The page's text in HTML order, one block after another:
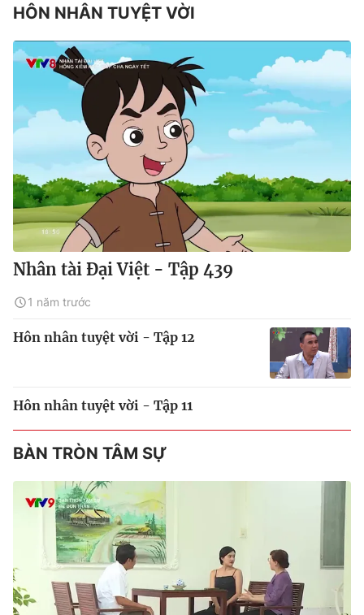
HÔN NHÂN TUYỆT VỜI
Nhân tài Đại Việt - Tập 439
1 năm trước
Hôn nhân tuyệt vời - Tập 12
Hôn nhân tuyệt vời - Tập 11
BÀN TRÒN TÂM SỰ